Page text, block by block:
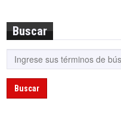
Buscar
Buscar